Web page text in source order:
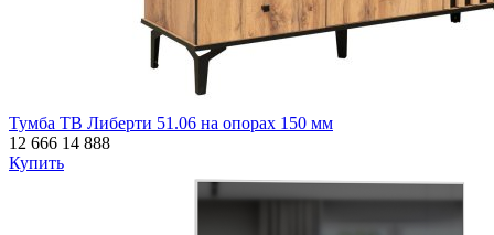
Тумба ТВ Либерти 51.06 на опорах 150 мм
12 666 14 888
Купить